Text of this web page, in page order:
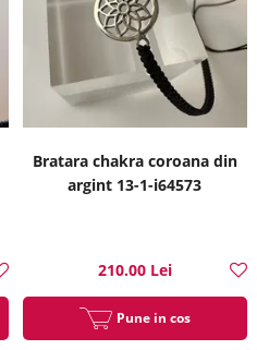
Bratara chakra coroana din
argint 13-1-i64573
210.00 Lei
Pune in cos